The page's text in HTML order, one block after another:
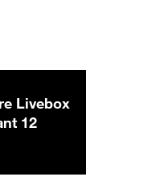
Livebox
par mois
12